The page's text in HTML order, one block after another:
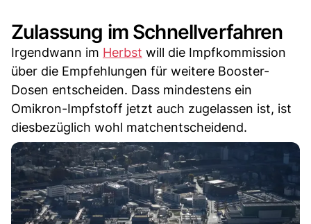
Zulassung im Schnellverfahren
Irgendwann im Herbst will die Impfkommission
über die Empfehlungen für weitere Booster-
Dosen entscheiden. Dass mindestens ein
Omikron-Impfstoff jetzt auch zugelassen ist, ist
diesbezüglich wohl matchentscheidend.